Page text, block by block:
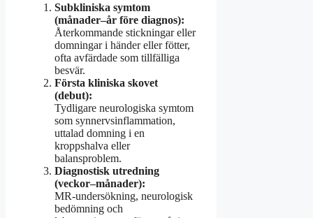
Subkliniska symtom
(månader–år före diagnos):
Återkommande stickningar eller
domningar i händer eller fötter,
ofta avfärdade som tillfälliga
besvär.
Första kliniska skovet
(debut):
Tydligare neurologiska symtom
som synnervsinflammation,
uttalad domning i en
kroppshalva eller
balansproblem.
Diagnostisk utredning
(veckor–månader):
MR-undersökning, neurologisk
bedömning och